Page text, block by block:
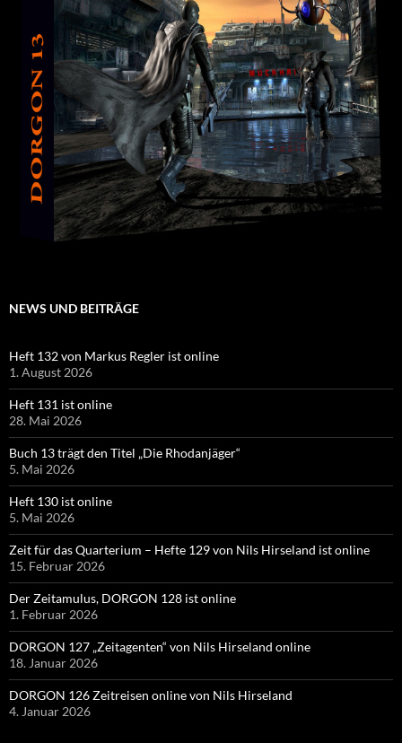
NEWS UND BEITRÄGE
Heft 132 von Markus Regler ist online
1. August 2026
Heft 131 ist online
28. Mai 2026
Buch 13 trägt den Titel „Die Rhodanjäger“
5. Mai 2026
Heft 130 ist online
5. Mai 2026
Zeit für das Quarterium – Hefte 129 von Nils Hirseland ist online
15. Februar 2026
Der Zeitamulus, DORGON 128 ist online
1. Februar 2026
DORGON 127 „Zeitagenten“ von Nils Hirseland online
18. Januar 2026
DORGON 126 Zeitreisen online von Nils Hirseland
4. Januar 2026